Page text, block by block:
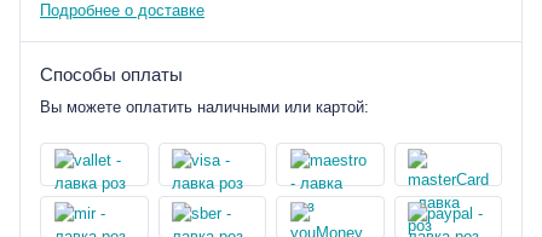
Подробнее о доставке
Способы оплаты
Вы можете оплатить наличными или картой: